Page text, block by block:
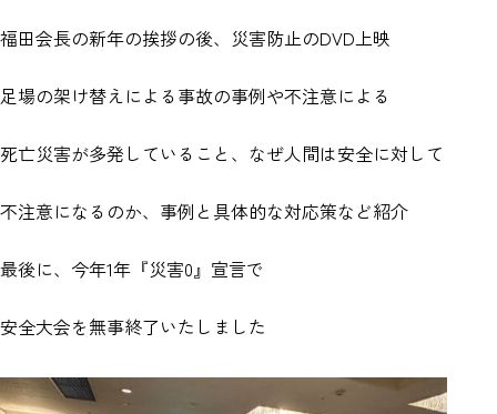
福田会長の新年の挨拶の後、災害防止のDVD上映
足場の架け替えによる事故の事例や不注意による
死亡災害が多発していること、なぜ人間は安全に対して
不注意になるのか、事例と具体的な対応策など紹介
最後に、今年1年『災害0』宣言で
安全大会を無事終了いたしました